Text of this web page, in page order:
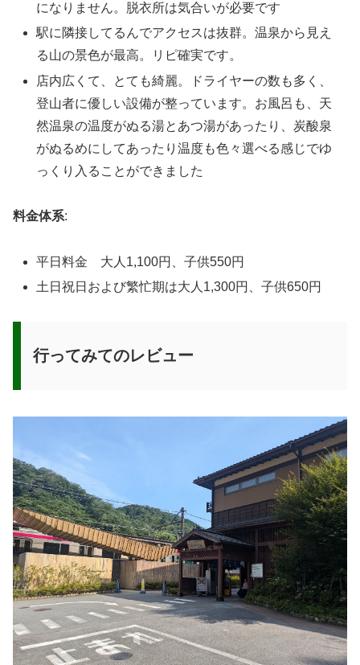
になりません。脱衣所は気合いが必要です
駅に隣接してるんでアクセスは抜群。温泉から見え
る山の景色が最高。リピ確実です。
店内広くて、とても綺麗。ドライヤーの数も多く、
登山者に優しい設備が整っています。お風呂も、天
然温泉の温度がぬる湯とあつ湯があったり、炭酸泉
がぬるめにしてあったり温度も色々選べる感じでゆ
っくり入ることができました
料金体系:
平日料金 大人1,100円、子供550円
土日祝日および繁忙期は大人1,300円、子供650円
行ってみてのレビュー